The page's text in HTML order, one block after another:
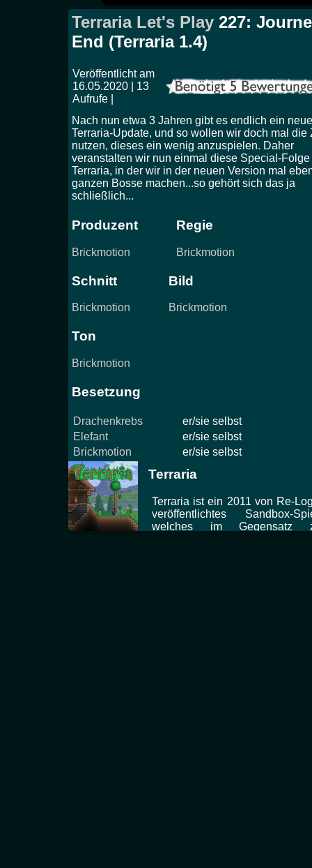
Terraria Let's Play 227:
End (Terraria 1.4)
Veröffentlicht am
16.05.2020 | 13
Aufrufe |
Nach nun etwa 3 Jahren gibt es endlich ein
Terraria-Update, und so wollen wir doch mal die
nutzen, dieses ein wenig anzuspielen. Daher
veranstalten wir nun einmal diese Special-Folge
Terraria, in der wir in der neuen Version mal
ganzen Bosse machen...so gehört sich das ja
schließlich...
Produzent
Brickmotion
Regie
Brickmotion
Schnitt
Brickmotion
Bild
Brickmotion
Ton
Brickmotion
Besetzung
Drachenkrebs
er/sie selbst
Elefant
er/sie selbst
Brickmotion
er/sie selbst
Terraria
Terraria ist ein 2011 von Re-
veröffentlichtes Sandbox-
welches im Gegensatz